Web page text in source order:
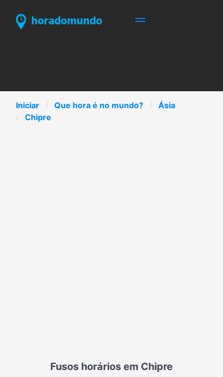
Iniciar Que hora é no mundo?
Ásia
Chipre
Fusos horários em Chipre